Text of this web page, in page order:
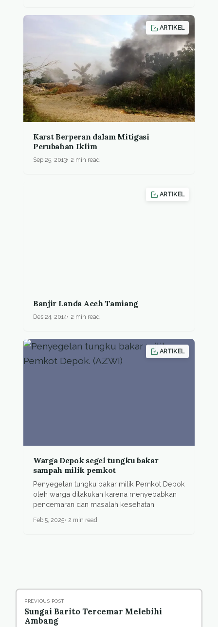
ARTIKEL
Karst Berperan dalam Mitigasi
Perubahan Iklim
Sep 25, 2013 2 min read
ARTIKEL
Banjir Landa Aceh Tamiang
Des 24, 2014 2 min read
ARTIKEL
Warga Depok segel tungku bakar
sampah milik pemkot
Penyegelan tungku bakar milik Pemkot Depok
oleh warga dilakukan karena menyebabkan
pencemaran dan masalah kesehatan.
Feb 5, 2025 2 min read
PREVIOUS POST
Sungai Barito Tercemar Melebihi
Ambang